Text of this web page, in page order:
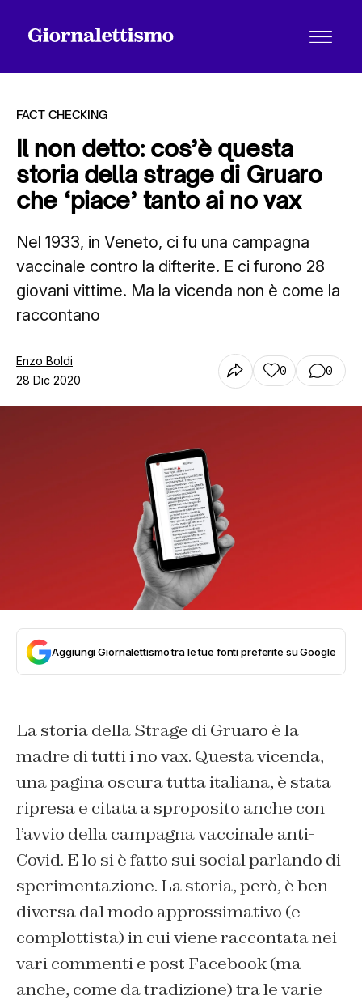
Tutti gli articoli
Chi siamo
Contatti
FACT CHECKING
Il non detto: cos’è questa
storia della strage di Gruaro
che ‘piace’ tanto ai no vax
Nel 1933, in Veneto, ci fu una campagna
vaccinale contro la difterite. E ci furono 28
giovani vittime. Ma la vicenda non è come la
raccontano
Enzo Boldi
28 Dic 2020
0 0
Aggiungi Giornalettismo tra le tue fonti preferite su Google
La storia della Strage di Gruaro è la
madre di tutti i no vax. Questa vicenda,
una pagina oscura tutta italiana, è stata
ripresa e citata a sproposito anche con
l’avvio della campagna vaccinale anti-
Covid. E lo si è fatto sui social parlando di
sperimentazione. La storia, però, è ben
diversa dal modo approssimativo (e
complottista) in cui viene raccontata nei
vari commenti e post Facebook (ma
anche, come da tradizione) tra le varie